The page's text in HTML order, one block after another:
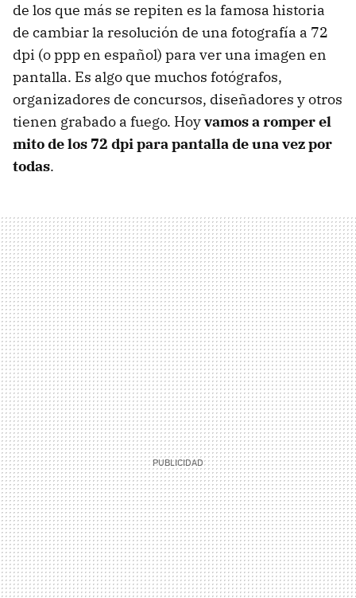
de los que más se repiten es la famosa historia
de cambiar la resolución de una fotografía a 72
dpi (o ppp en español) para ver una imagen en
pantalla. Es algo que muchos fotógrafos,
organizadores de concursos, diseñadores y otros
tienen grabado a fuego. Hoyvamos a romper el
mito de los 72 dpi para pantalla de una vez por
todas.